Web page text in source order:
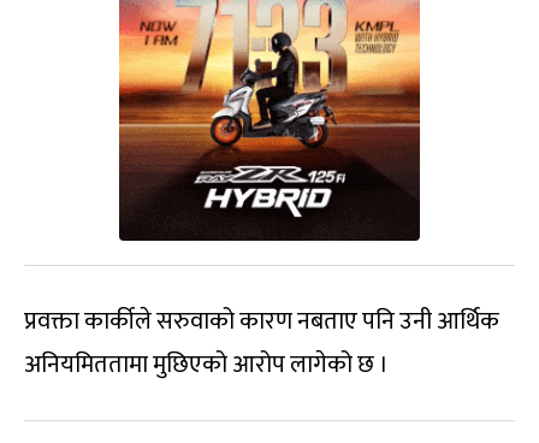
प्रवक्ता कार्कीले सरुवाको कारण नबताए पनि उनी आर्थिक
अनियमिततामा मुछिएको आरोप लागेको छ ।